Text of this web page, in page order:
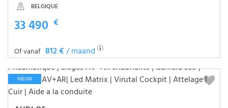
BELGIQUE
33 490 €
Of vanaf 812 €/ maand
NIEUW